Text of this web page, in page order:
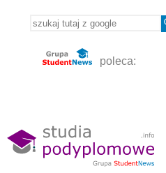
poleca: